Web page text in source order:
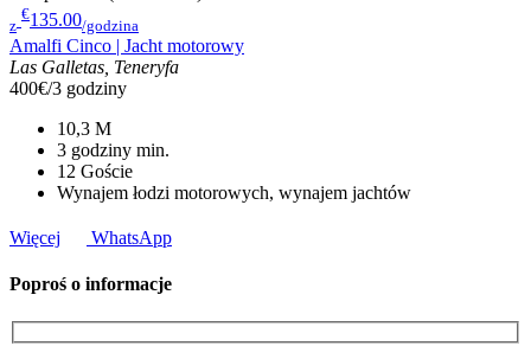
z
€135.00/godzina
Amalfi Cinco | Jacht motorowy
Las Galletas, Teneryfa
400€/3 godziny
10,3 M
3 godziny min.
12 Goście
Wynajem łodzi motorowych, wynajem jachtów
Więcej WhatsApp
Poproś o informacje